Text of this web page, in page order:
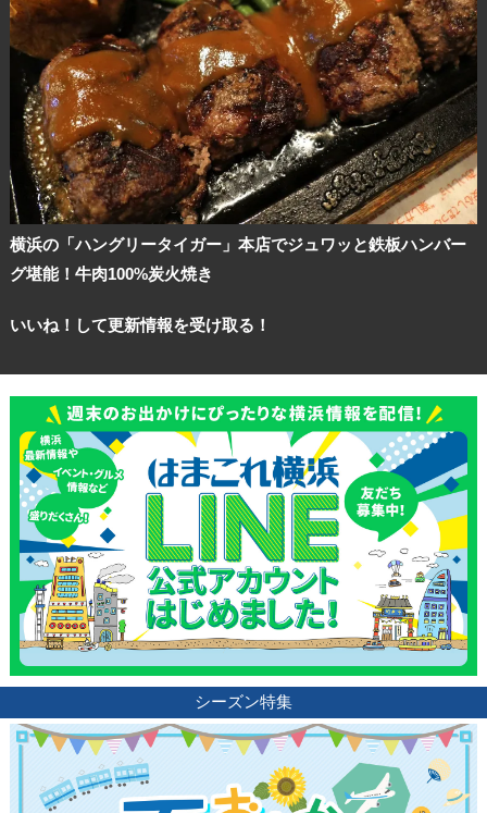
横浜の「ハングリータイガー」本店でジュワッと鉄板ハンバー
グ堪能！牛肉100%炭火焼き
いいね！して更新情報を受け取る！
シーズン特集
ランキング
ブログ記事
サイトについて